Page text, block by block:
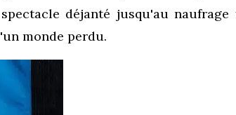
déjanté jusqu'au naufrage
monde perdu.